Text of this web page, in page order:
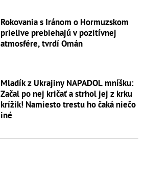
Rokovania s Iránom o Hormuzskom
prielive prebiehajú v pozitívnej
atmosfére, tvrdí Omán
Mladík z Ukrajiny NAPADOL mníšku:
Začal po nej kričať a strhol jej z krku
krížik! Namiesto trestu ho čaká niečo
iné